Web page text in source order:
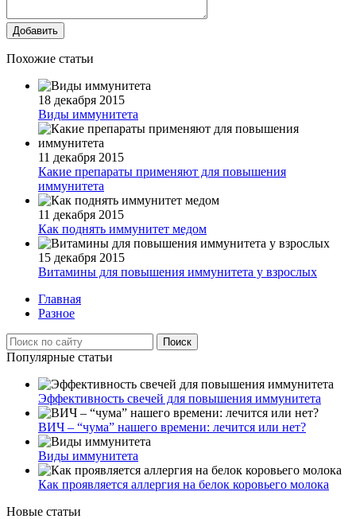
Добавить
Похожие статьи
18 декабря 2015
Виды иммунитета
11 декабря 2015
Какие препараты применяют для повышения
иммунитета
11 декабря 2015
Как поднять иммунитет медом
15 декабря 2015
Витамины для повышения иммунитета у взрослых
Главная
Разное
Популярные статьи
Эффективность свечей для повышения иммунитета
ВИЧ – “чума” нашего времени: лечится или нет?
Виды иммунитета
Как проявляется аллергия на белок коровьего молока
Новые статьи